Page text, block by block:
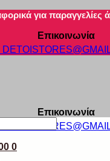
για παραγγελίες
Επικοινωνία
Επικοινωνία
0